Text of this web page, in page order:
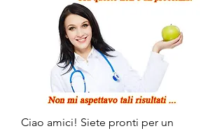
Ciao amici! Siete pronti per un